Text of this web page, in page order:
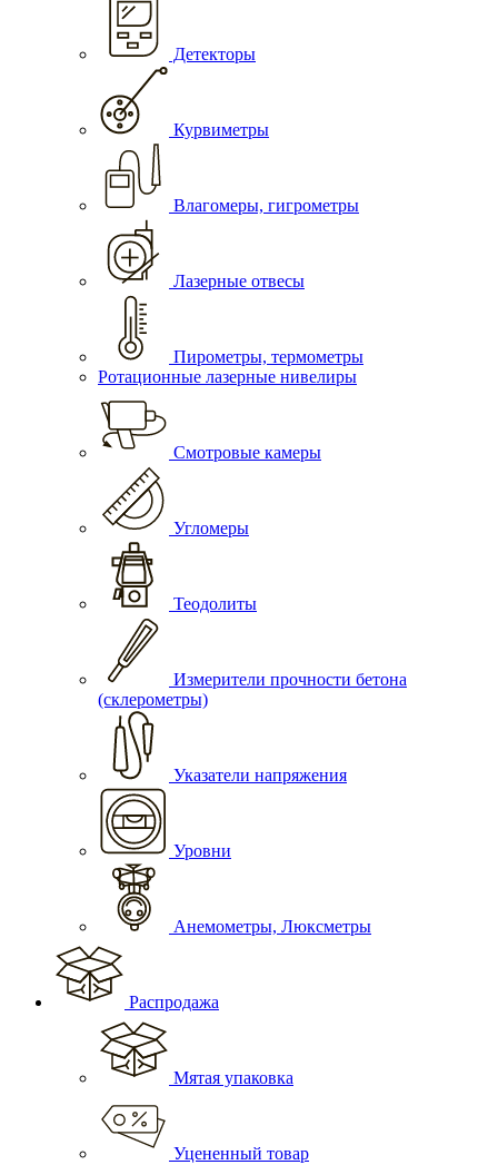
Детекторы
Курвиметры
Влагомеры, гигрометры
Лазерные отвесы
Пирометры, термометры
Ротационные лазерные нивелиры
Смотровые камеры
Угломеры
Теодолиты
Измерители прочности бетона
(склерометры)
Указатели напряжения
Уровни
Анемометры, Люксметры
Распродажа
Мятая упаковка
Уцененный товар